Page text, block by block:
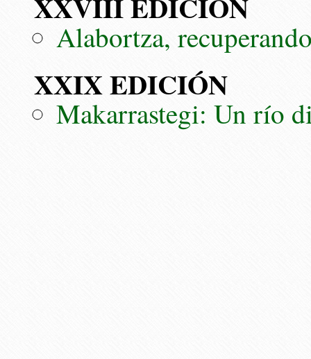
Alabortza,
XXIX EDICIÓN
Makarrastegi: Un río